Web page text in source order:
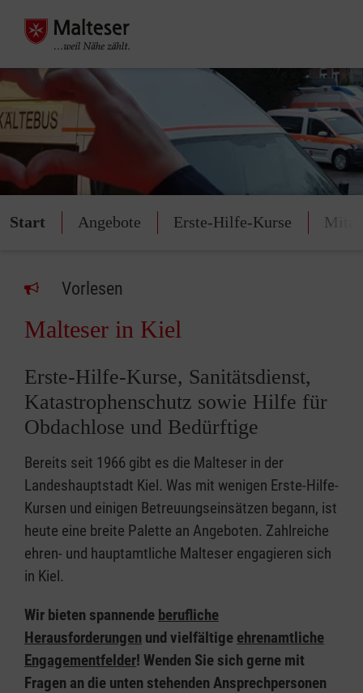
Start Angebote Erste-Hilfe-Kurse
Vorlesen
Malteser in Kiel
Erste-Hilfe-Kurse, Sanitätsdienst,
Katastrophenschutz sowie Hilfe für
Obdachlose und Bedürftige
Bereits seit 1966 gibt es die Malteser in der
Landeshauptstadt Kiel. Was mit wenigen Erste-Hilfe-
Kursen und einigen Betreuungseinsätzen begann, ist
heute eine breite Palette an Angeboten. Zahlreiche
ehren- und hauptamtliche Malteser engagieren sich
in Kiel.
Wir bieten spannende berufliche
Herausforderungen und vielfältige ehrenamtliche
Engagementfelder! Wenden Sie sich gerne mit
Fragen an die unten stehenden Ansprechpersonen